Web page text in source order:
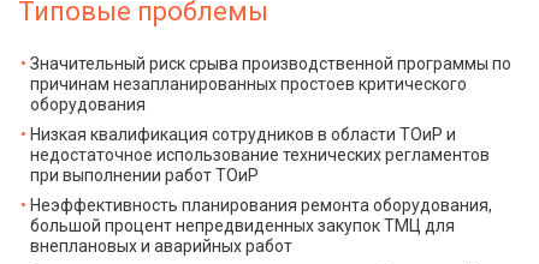
Типовые проблемы
Значительный риск срыва производственной программы по
причинам незапланированных простоев критического
оборудования
Низкая квалификация сотрудников в области ТОиР и
недостаточное использование технических регламентов
при выполнении работ ТОиР
Неэффективность планирования ремонта оборудования,
большой процент непредвиденных закупок ТМЦ для
внеплановых и аварийных работ